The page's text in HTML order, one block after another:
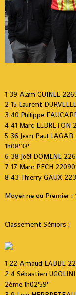
1 39 Alain GUINLE
2 15 Laurent
3 40 Philippe
4 41 Marc LEBRETON
5 36 Jean Paul LAGAR
1h08'38''
6 38 Joël DOMENE
7 17 Marc PECH
8 43 Thierry GAUX
Moyenne du Premier :
Classement Séniors :
1 22 Arnaud LABBE
2 4 Sébastien
2ème 1h02'59''